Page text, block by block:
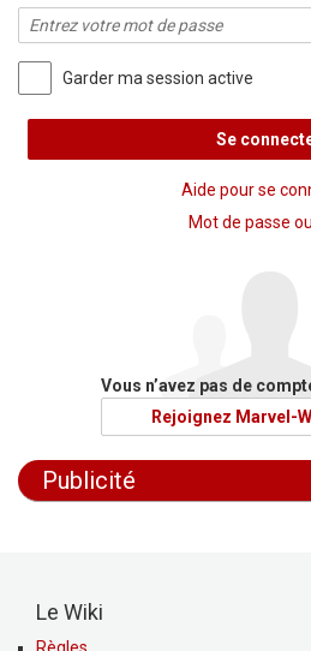
Garder ma session active
Se
Aide pour se
Mot de passe
Vous n’avez pas de
Rejoignez Marvel-
Publicité
Le Wiki